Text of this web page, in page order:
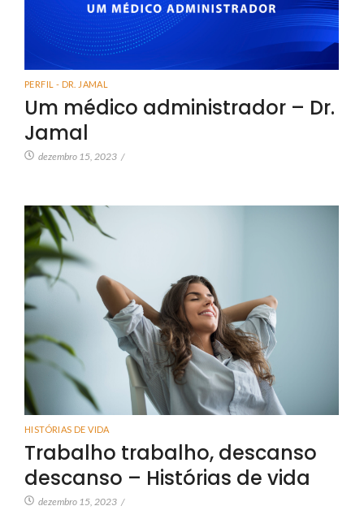
PERFIL - DR. JAMAL
Um médico administrador – Dr.
Jamal
dezembro 15, 2023 /
HISTÓRIAS DE VIDA
Trabalho trabalho, descanso
descanso – Histórias de vida
dezembro 15, 2023 /